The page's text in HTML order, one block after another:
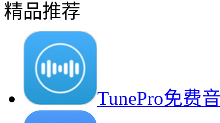
精品推荐
TunePro免费